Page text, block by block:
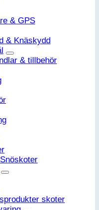
& GPS
& Knäskydd
& tillbehör
skoter